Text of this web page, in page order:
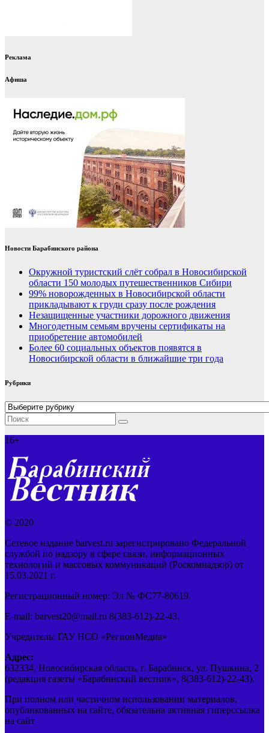
Реклама
Афиша
Новости Барабинского района
Окружной туристский слёт собрал в Новосибирской
области 150 молодых путешественников Сибири
99% новорожденных в Новосибирской области
прикладывают к груди сразу после рождения
Незащищенные участники дорожного движения
Многодетным семьям вручены сертификаты на
приобретение автомобилей
Более 60 социальных объектов появятся в
Новосибирской области в ближайшие три года
Рубрики
Рубрики
16+
© 2020
Сетевое издание barvest.ru зарегистрировано Федеральной
службой по надзору в сфере связи, информационных
технологий и массовых коммуникаций (Роскомнадзор) от
15.03.2021 г.
Регистрационный номер: Эл № ФС77-80619.
E-mail: barvest20@mail.ru 8(383-612)-22-43.
Учредитель: ГАУ НСО «РегионМедиа»
Адрес:
632334, Новосибирская область, г. Барабинск, ул. Пушкина, 2
(редакция газеты «Барабинский вестник», 8(383-612)-22-43).
При полном или частичном использовании материалов,
опубликованных на сайте, обязательна активная гиперссылка
на сайт